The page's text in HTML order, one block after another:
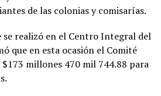
de las colonias y comisarías.
se realizó en el Centro Integral del
que en esta ocasión el Comité
millones 470 mil 744.88 para